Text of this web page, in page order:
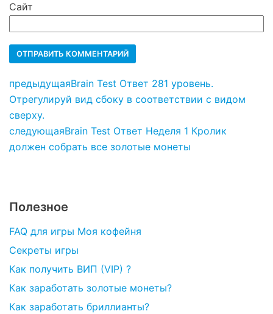
Сайт
предыдущаяBrain Test Ответ 281 уровень.
Отрегулируй вид сбоку в соответствии с видом
сверху.
следующаяBrain Test Ответ Неделя 1 Кролик
должен собрать все золотые монеты
Полезное
FAQ для игры Моя кофейня
Секреты игры
Как получить ВИП (VIP) ?
Как заработать золотые монеты?
Как заработать бриллианты?